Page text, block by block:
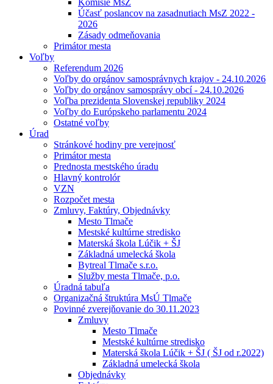
Komisie MsZ
Účasť poslancov na zasadnutiach MsZ 2022 -
2026
Zásady odmeňovania
Primátor mesta
Voľby
Referendum 2026
Voľby do orgánov samosprávnych krajov - 24.10.2026
Voľby do orgánov samosprávy obcí - 24.10.2026
Voľba prezidenta Slovenskej republiky 2024
Voľby do Európskeho parlamentu 2024
Ostatné voľby
Úrad
Stránkové hodiny pre verejnosť
Primátor mesta
Prednosta mestského úradu
Hlavný kontrolór
VZN
Rozpočet mesta
Zmluvy, Faktúry, Objednávky
Mesto Tlmače
Mestské kultúrne stredisko
Materská škola Lúčik + ŠJ
Základná umelecká škola
Bytreal Tlmače s.r.o.
Služby mesta Tlmače, p.o.
Úradná tabuľa
Organizačná štruktúra MsÚ Tlmače
Povinné zverejňovanie do 30.11.2023
Zmluvy
Mesto Tlmače
Mestské kultúrne stredisko
Materská škola Lúčik + ŠJ ( ŠJ od r.2022)
Základná umelecká škola
Objednávky